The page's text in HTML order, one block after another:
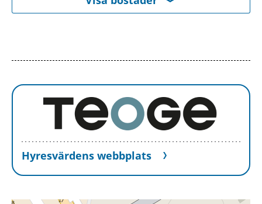
bostad kommer du att bli inbjuden till visning
bilder/video eller rangordning.
Visningsinbjudan kommer att synas på Mina
sidor samt skickas på mejl om du har fyllt i en
aktuell mejladress. Om du har skyddade
personuppgifter får du endast visningsinbjudan
via Mina sidor.
Hyresvärdens webbplats